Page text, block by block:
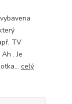
TV
. Je
celý